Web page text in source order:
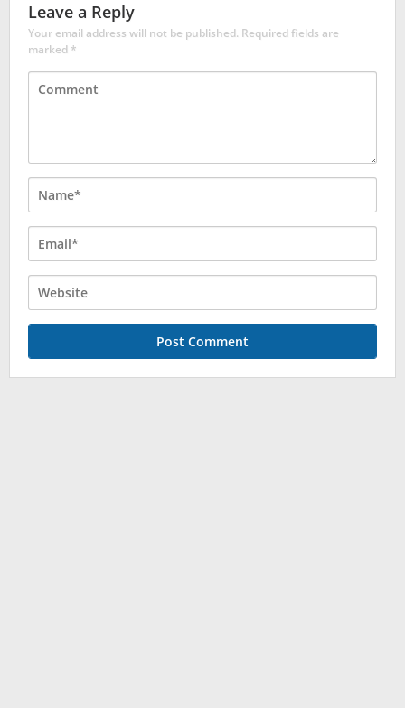
Leave a Reply
Your email address will not be published. Required fields are
marked*